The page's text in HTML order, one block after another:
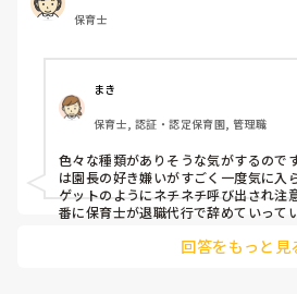
保育士
まき
保育士, 認証・認定保育園, 管理職
色々な種類がありそうな気がするので
は園長の好き嫌いがすごく一度気に入
ゲットのようにネチネチ呼び出され注
番に保育士が退職代行で辞めていって
由にできずで、やめたいけど子どもた
回答をもっと見